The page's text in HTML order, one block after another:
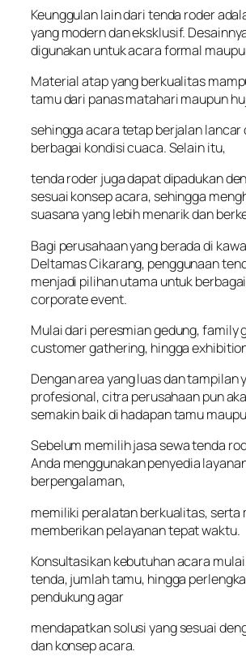
Keunggulan lain dari tenda roder
yang modern dan eksklusif.
digunakan untuk acara formal
Material atap yang berkualitas
tamu dari panas matahari maupun
sehingga acara tetap berjalan lancar
berbagai kondisi cuaca. Selain itu,
tenda roder juga dapat dipadukan
sesuai konsep acara, sehingga
suasana yang lebih menarik dan
Bagi perusahaan yang berada di
Deltamas Cikarang, penggunaan
menjadi pilihan utama untuk
corporate event.
Mulai dari peresmian gedung, family
customer gathering, hingga
Dengan area yang luas dan tampilan
profesional, citra perusahaan pun
semakin baik di hadapan tamu
Sebelum memilih jasa sewa tenda
Anda menggunakan penyedia
berpengalaman,
memiliki peralatan berkualitas, serta
memberikan pelayanan tepat waktu.
Konsultasikan kebutuhan acara
tenda, jumlah tamu, hingga
pendukung agar
mendapatkan solusi yang sesuai
dan konsep acara.